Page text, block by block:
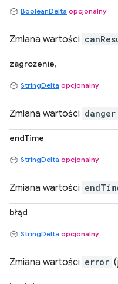
BooleanDelta opcjonalny
Zmiana wartości
zagrożenie,
StringDelta opcjonalny
Zmiana wartości danger
endTime
StringDelta opcjonalny
Zmiana wartości
błąd
StringDelta opcjonalny
Zmiana wartości error